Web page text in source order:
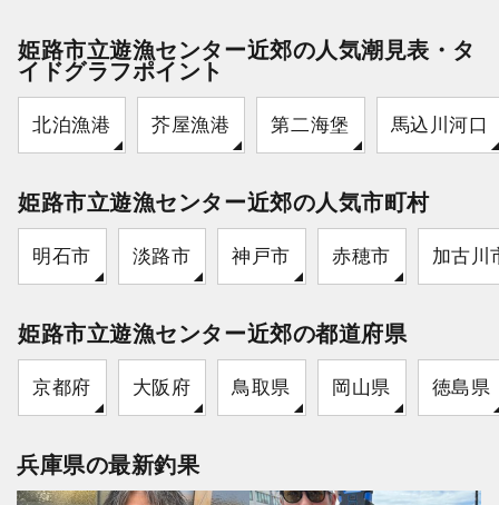
姫路市立遊漁センター近郊の人気潮見表・タ
イドグラフポイント
北泊漁港 芥屋漁港 第二海堡 馬込川河口
姫路市立遊漁センター近郊の人気市町村
明石市 淡路市 神戸市 赤穂市 加古川
姫路市立遊漁センター近郊の都道府県
京都府 大阪府 鳥取県 岡山県 徳島県
兵庫県の最新釣果